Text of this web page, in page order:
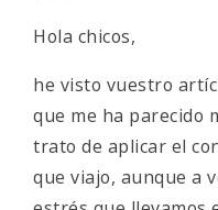
Hola chicos,
he visto vuestro
que me ha parecido
trato de aplicar el
que viajo, aunque a